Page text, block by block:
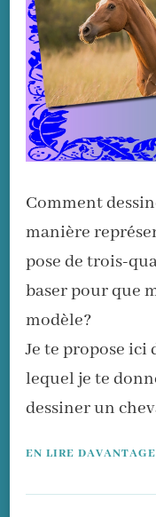
Comment
manière
pose de trois-
baser pour que
modèle?
Je te propose ici
lequel je te
dessiner un
EN LIRE DAVANTAGE